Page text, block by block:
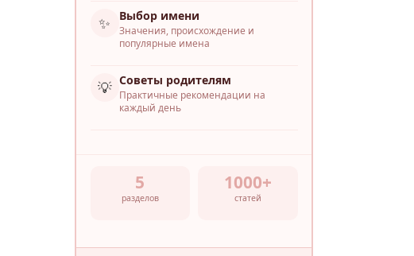
✨ Выбор имени
Значения, происхождение и
популярные имена
💡 Советы родителям
Практичные рекомендации на
каждый день
5
разделов
1000+
статей